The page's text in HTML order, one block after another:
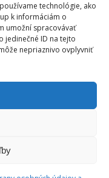
technológie, ako
k informáciám o
umožní spracovávať
jedinečné ID na tejto
nepriaznivo ovplyvniť